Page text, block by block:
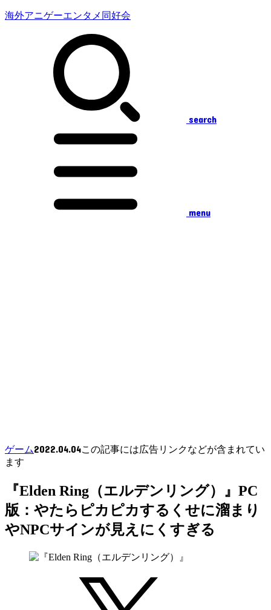
海外アニゲーエンタメ同好会
search
menu
ゲーム2022.04.04この記事には広告リンクなどが含まれてい
ます
『Elden Ring（エルデンリング）』PC
版：やたらピカピカするくせに溜まり
やNPCサインが見えにくすぎる